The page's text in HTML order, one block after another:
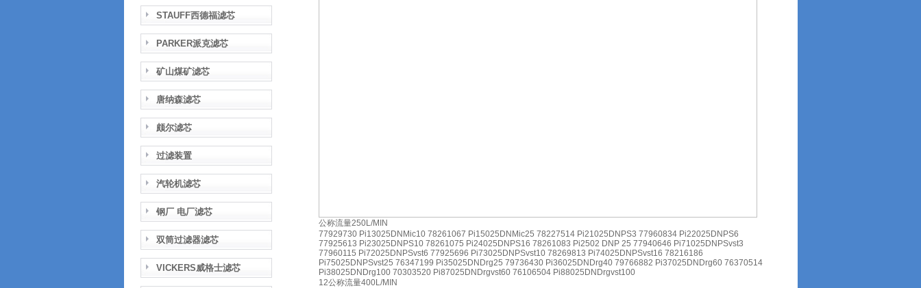
STAUFF西德福滤芯
PARKER派克滤芯
矿山煤矿滤芯
唐纳森滤芯
颇尔滤芯
过滤装置
汽轮机滤芯
钢厂 电厂滤芯
双筒过滤器滤芯
VICKERS威格士滤芯
公称流量250L/MIN
77929730 Pi13025DNMic10 78261067 Pi15025DNMic25 78227514 Pi21025DNPS3 77960834 Pi22025DNPS6
77925613 Pi23025DNPS10 78261075 Pi24025DNPS16 78261083 Pi2502 DNP 25 77940646 Pi71025DNPSvst3
77960115 Pi72025DNPSvst6 77925696 Pi73025DNPSvst10 78269813 Pi74025DNPSvst16 78216186
Pi75025DNPSvst25 76347199 Pi35025DNDrg25 79736430 Pi36025DNDrg40 79766882 Pi37025DNDrg60 76370514
Pi38025DNDrg100 70303520 Pi87025DNDrgvst60 76106504 Pi88025DNDrgvst100
12公称流量400L/MIN